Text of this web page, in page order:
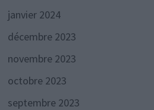
janvier 2024
décembre 2023
novembre 2023
octobre 2023
septembre 2023